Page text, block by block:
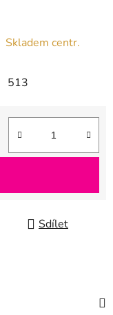
Skladem centr.
513
Sdílet